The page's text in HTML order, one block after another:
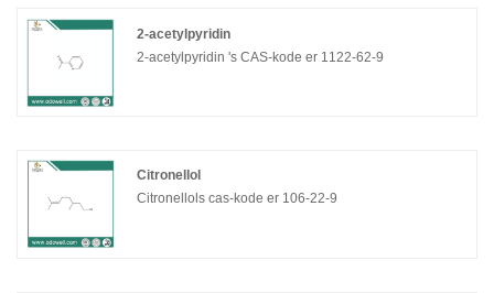
2-acetylpyridin
2-acetylpyridin 's CAS-kode er 1122-62-9
Citronellol
Citronellols cas-kode er 106-22-9